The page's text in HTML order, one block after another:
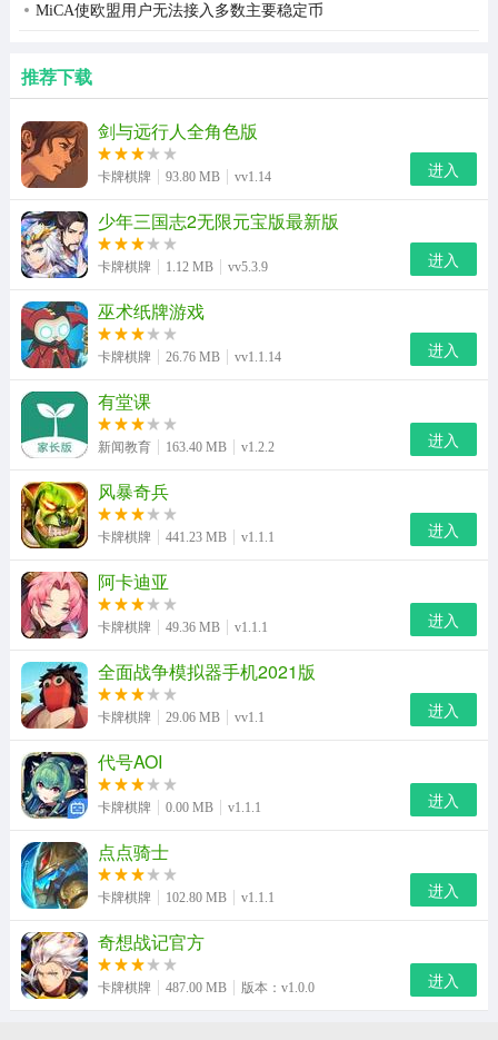
MiCA使欧盟用户无法接入多数主要稳定币
推荐下载
剑与远行人全角色版
卡牌棋牌 93.80 MB vv1.14 进入
少年三国志2无限元宝版最新版
卡牌棋牌 1.12 MB vv5.3.9 进入
巫术纸牌游戏
卡牌棋牌 26.76 MB vv1.1.14 进入
有堂课
新闻教育 163.40 MB v1.2.2 进入
风暴奇兵
卡牌棋牌 441.23 MB v1.1.1 进入
阿卡迪亚
卡牌棋牌 49.36 MB v1.1.1 进入
全面战争模拟器手机2021版
卡牌棋牌 29.06 MB vv1.1 进入
代号AOI
卡牌棋牌 0.00 MB v1.1.1 进入
点点骑士
卡牌棋牌 102.80 MB v1.1.1 进入
奇想战记官方
卡牌棋牌 487.00 MB 版本：v1.0.0 进入